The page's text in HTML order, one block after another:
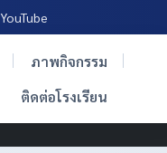
YouTube
ภาพกิจกรรม
ติดต่อโรงเรียน